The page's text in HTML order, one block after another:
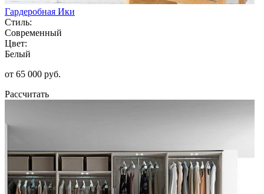
Гардеробная Ики
Стиль:
Современный
Цвет:
Белый
от 65 000 руб.
Рассчитать